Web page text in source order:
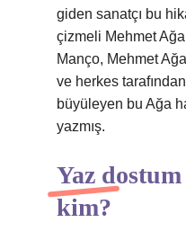
giden sanatçı bu
çizmeli Mehmet
Manço, Mehmet
ve herkes
büyüleyen bu Ağa
yazmış.
Yaz dostum
kim?